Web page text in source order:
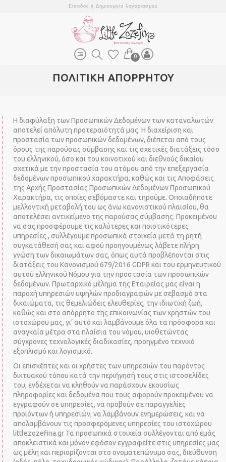
Είσοδος ή Δημιουργία λογαριασμού
0
ΠΟΛΙΤΙΚΗ ΑΠΟΡΡΗΤΟΥ
Η διαφύλαξη των Προσωπικών Δεδομένων των καταναλωτών
αποτελεί απόλυτη προτεραιότητά μας. Η διαχείριση και
προστασία των προσωπικών δεδομένων, διέπεται από τους
όρους της παρούσας σύμβασης και τις σχετικές διατάξεις τόσο
του ελληνικού, όσο και του κοινοτικού και διεθνούς δικαίου
σχετικά με την προστασία του ατόμου από την επεξεργασία
δεδομένων προσωπικού χαρακτήρα, καθώς και τις Αποφάσεις
της Αρχής Προστασίας Προσωπικών Δεδομένων Προσωπικού
Χαρακτήρα, τις οποίες σεβόμαστε και τηρούμε. Οποιαδήποτε
μελλοντική μεταβολή του ως άνω κανονιστικού πλαισίου, θα
αποτελέσει αντικείμενο της παρούσας σύμβασης. Προκειμένου
να σας προσφέρουμε τις καλύτερες και ποιοτικότερες
υπηρεσίες , συλλέγουμε προσωπικά στοιχεία μετά τη ρητή
συγκατάθεσή σας και αφού προηγουμένως λάβετε πλήρη
γνώση των δικαιωμάτων σας, όπως αυτά προβλέπονται στις
διατάξεις του Κανονισμού 679/2016 GDPR και του ερμηνευτικού
αυτού ελληνικού Νόμου για την προστασία των προσωπικών
δεδομένων. Πρωταρχικό μέλημα της Εταιρείας μας είναι η
παροχή υπηρεσιών υψηλών προδιαγραφών με σεβασμό στα
δικαιώματα, τις θεμελιώδεις ελευθερίες, την ιδιωτική ζωή,
καθώς και στο απόρρητο της επικοινωνίας των χρηστών του
ιστοχώρου μας, γι’ αυτό και λαμβάνουμε όλα τα πρόσφορα και
αναγκαία μέτρα στα πλαίσια του νόμου, υιοθετώντας
σύγχρονες τεχνολογικές διαδικασίες, προηγμένο τεχνικό
εξοπλισμό και λογισμικό.
Οι επισκέπτες και οι χρήστες των υπηρεσιών του παρόντος
δικτυακού τόπου κατά την περιήγησή τους στις ιστοσελίδες
του, ενδέχεται να κληθούν να παράσχουν εκουσίως
πληροφορίες και δεδομένα που τους αφορούν προκειμένου να
εγγραφούν σε υπηρεσίες, να προβούν σε παραγγελίες
προϊόντων ή υπηρεσιών, να λαμβάνουν ενημερώσεις, και να
απολαμβάνουν τις προσφερόμενες υπηρεσίες του ιστοχώρου
littlezozefina.gr Τα προσωπικά στοιχεία συλλέγονται από εμάς
αποκλειστικά και μόνον εφόσον εγγραφείτε στις υπηρεσίες μας
ως μέλη και περιορίζονται στο ονοματεπώνυμο σας, διεύθυνση